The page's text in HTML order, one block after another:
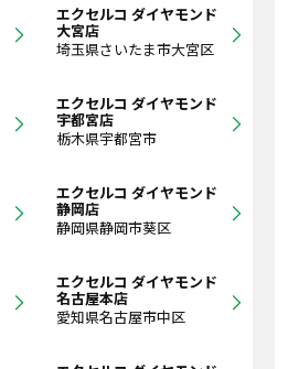
エクセルコ ダイヤモンド
大宮店
埼玉県さいたま市大宮区
エクセルコ ダイヤモンド
宇都宮店
栃木県宇都宮市
エクセルコ ダイヤモンド
静岡店
静岡県静岡市葵区
エクセルコ ダイヤモンド
名古屋本店
愛知県名古屋市中区